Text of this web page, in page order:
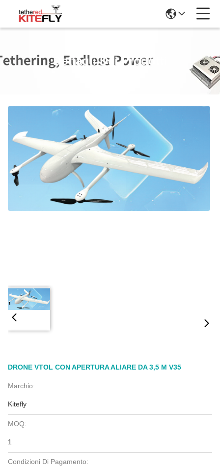
Dettagli Dei Prodotti
DRONE VTOL CON APERTURA ALIARE DA 3,5 M V35
Marchio:
Kitefly
MOQ:
1
Condizioni Di Pagamento: